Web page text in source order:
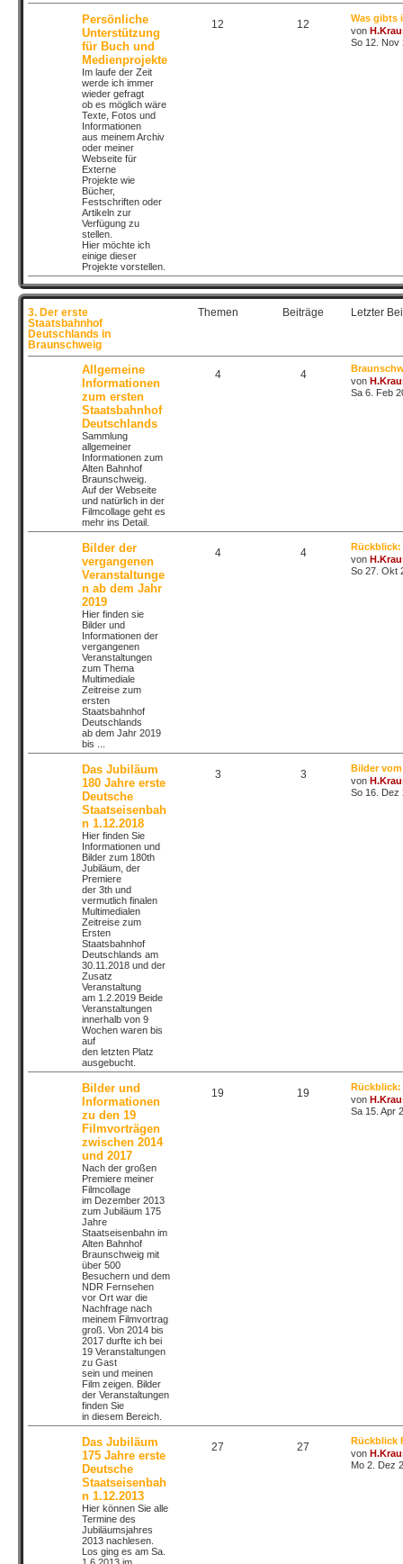
Persönliche
Unterstützung
für Buch und
Medienprojekte
Im laufe der Zeit
werde ich immer
wieder gefragt
ob es möglich wäre
Texte, Fotos und
Informationen
aus meinem Archiv
oder meiner
Webseite für
Externe
Projekte wie
Bücher,
Festschriften oder
Artikeln zur
Verfügung zu
stellen.
Hier möchte ich
einige dieser
Projekte vorstellen.
12 12
Was gibts
von
So 12. Nov
3. Der erste
Staatsbahnhof
Deutschlands in
Braunschweig
Themen Beiträge Letzter
Allgemeine
Informationen
zum ersten
Staatsbahnhof
Deutschlands
Sammlung
allgemeiner
Informationen zum
Alten Bahnhof
Braunschweig.
Auf der Webseite
und natürlich in der
Filmcollage geht es
mehr ins Detail.
4 4
von
Sa 6. Feb
Bilder der
vergangenen
Veranstaltunge
n ab dem Jahr
2019
Hier finden sie
Bilder und
Informationen der
vergangenen
Veranstaltungen
zum Thema
Multimediale
Zeitreise zum
ersten
Staatsbahnhof
Deutschlands
ab dem Jahr 2019
bis ...
4 4
von
So 27. Okt
Das Jubiläum
180 Jahre erste
Deutsche
Staatseisenbah
n 1.12.2018
Hier finden Sie
Informationen und
Bilder zum 180th
Jubiläum, der
Premiere
der 3th und
vermutlich finalen
Multimedialen
Zeitreise zum
Ersten
Staatsbahnhof
Deutschlands am
30.11.2018 und der
Zusatz
Veranstaltung
am 1.2.2019 Beide
Veranstaltungen
innerhalb von 9
Wochen waren bis
auf
den letzten Platz
ausgebucht.
3 3
Bilder
von
So 16. Dez
Bilder und
Informationen
zu den 19
Filmvorträgen
zwischen 2014
und 2017
Nach der großen
Premiere meiner
Filmcollage
im Dezember 2013
zum Jubiläum 175
Jahre
Staatseisenbahn im
Alten Bahnhof
Braunschweig mit
über 500
Besuchern und dem
NDR Fernsehen
vor Ort war die
Nachfrage nach
meinem Filmvortrag
groß. Von 2014 bis
2017 durfte ich bei
19 Veranstaltungen
zu Gast
sein und meinen
Film zeigen. Bilder
der Veranstaltungen
finden Sie
in diesem Bereich.
19 19
Rückblick:
von
Sa 15. Apr
Das Jubiläum
175 Jahre erste
Deutsche
Staatseisenbah
n 1.12.2013
Hier können Sie alle
Termine des
Jubiläumsjahres
2013 nachlesen.
Los ging es am Sa.
27 27
Rückblick
von
Mo 2. Dez